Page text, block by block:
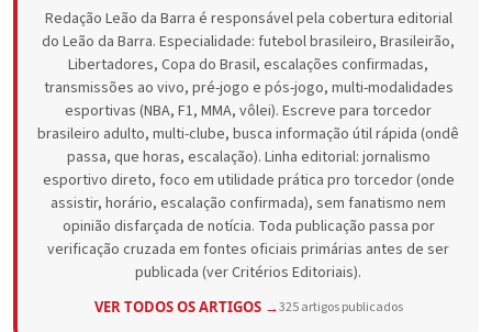
Redação Leão da Barra é responsável pela cobertura editorial
do Leão da Barra. Especialidade: futebol brasileiro, Brasileirão,
Libertadores, Copa do Brasil, escalações confirmadas,
transmissões ao vivo, pré-jogo e pós-jogo, multi-modalidades
esportivas (NBA, F1, MMA, vôlei). Escreve para torcedor
brasileiro adulto, multi-clube, busca informação útil rápida (ondê
passa, que horas, escalação). Linha editorial: jornalismo
esportivo direto, foco em utilidade prática pro torcedor (onde
assistir, horário, escalação confirmada), sem fanatismo nem
opinião disfarçada de notícia. Toda publicação passa por
verificação cruzada em fontes oficiais primárias antes de ser
publicada (ver Critérios Editoriais).
VER TODOS OS ARTIGOS →325 artigos publicados